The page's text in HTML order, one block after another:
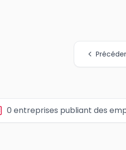
0 entreprises publiant des